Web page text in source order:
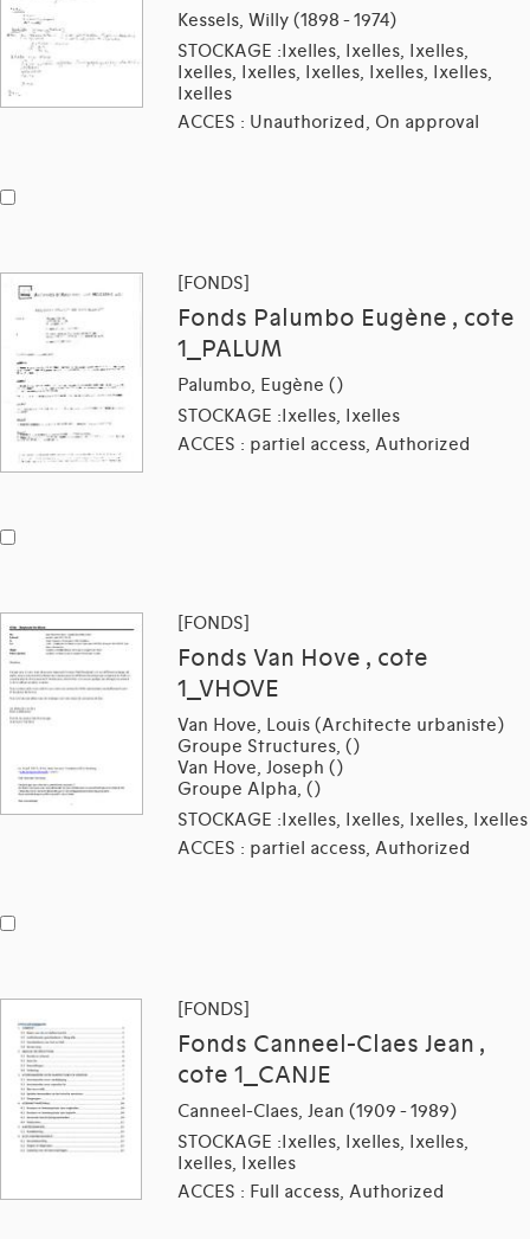
Kessels, Willy (1898 - 1974)
STOCKAGE :Ixelles, Ixelles, Ixelles,
Ixelles, Ixelles, Ixelles, Ixelles, Ixelles,
Ixelles
ACCES : Unauthorized, On approval
[FONDS]
Fonds Palumbo Eugène , cote
1_PALUM
Palumbo, Eugène ()
STOCKAGE :Ixelles, Ixelles
ACCES : partiel access, Authorized
[FONDS]
Fonds Van Hove , cote
1_VHOVE
Van Hove, Louis (Architecte urbaniste)
Groupe Structures, ()
Van Hove, Joseph ()
Groupe Alpha, ()
STOCKAGE :Ixelles, Ixelles, Ixelles, Ixelles
ACCES : partiel access, Authorized
[FONDS]
Fonds Canneel-Claes Jean ,
cote 1_CANJE
Canneel-Claes, Jean (1909 - 1989)
STOCKAGE :Ixelles, Ixelles, Ixelles,
Ixelles, Ixelles
ACCES : Full access, Authorized